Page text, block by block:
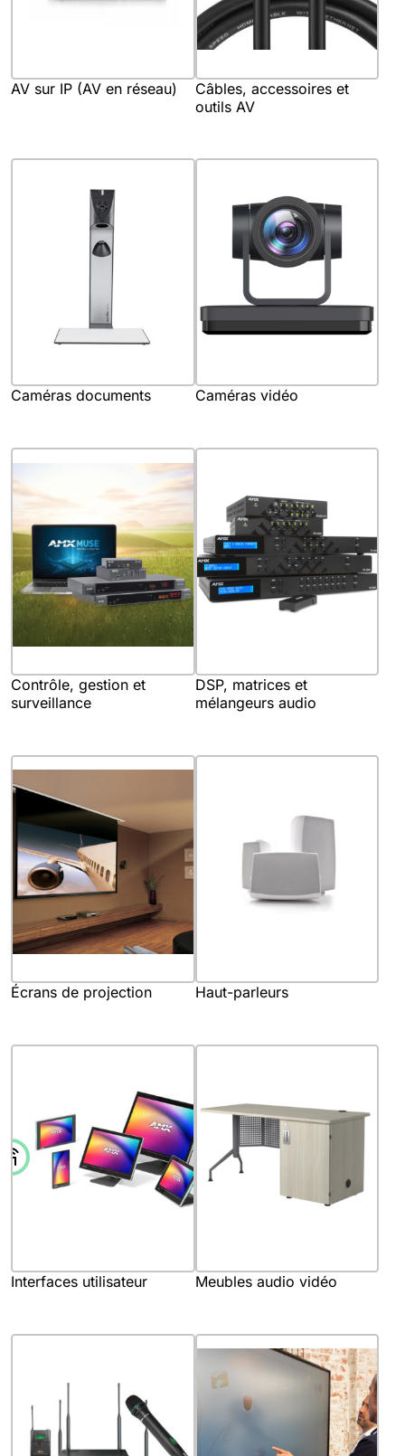
AV sur IP (AV en réseau)
Câbles, accessoires et
outils AV
Caméras documents Caméras vidéo
Contrôle, gestion et
surveillance
DSP, matrices et
mélangeurs audio
Écrans de projection Haut-parleurs
Interfaces utilisateur Meubles audio vidéo